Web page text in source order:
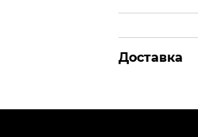
Доставка